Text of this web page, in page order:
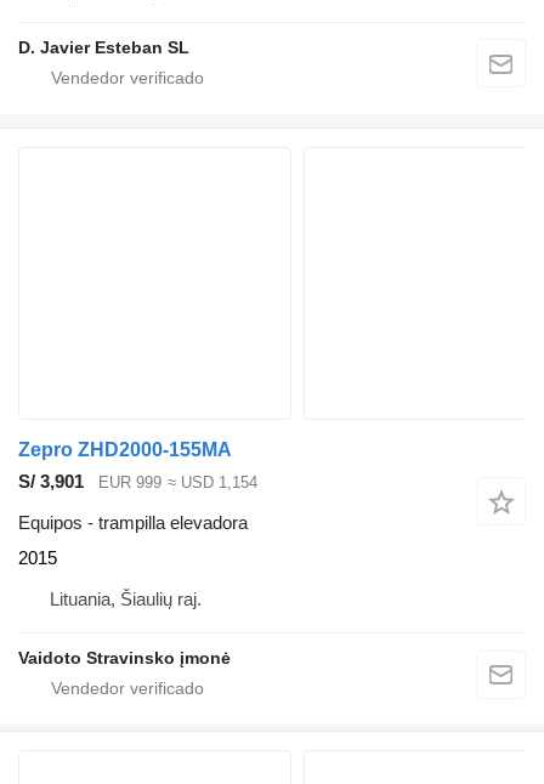
D. Javier Esteban SL
Zepro ZHD2000-155MA
S/ 3,901
EUR 999 ≈ USD 1,154
Equipos - trampilla elevadora
2015
Lituania, Šiaulių raj.
Vaidoto Stravinsko įmonė